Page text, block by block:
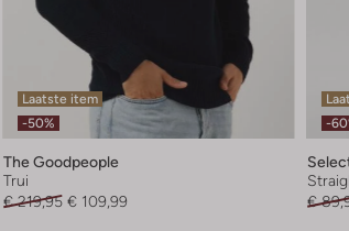
Laatste item
-50%
The Goodpeople
Trui
€ 219,95 € 109,99
-
€